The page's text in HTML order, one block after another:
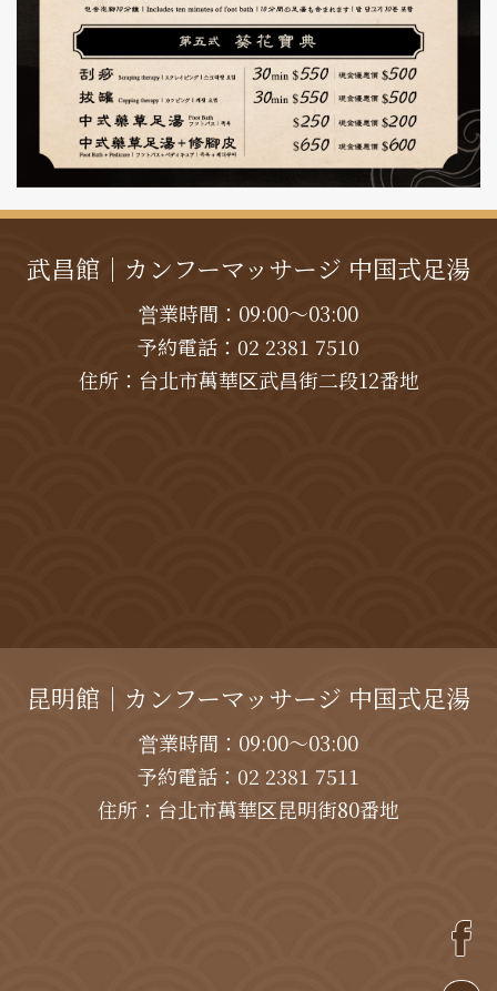
武昌館｜カンフーマッサージ 中国式足湯
営業時間：09:00～03:00
予約電話： 02 2381 7510
住所：台北市萬華区武昌街二段12番地
昆明館｜カンフーマッサージ 中国式足湯
営業時間：09:00～03:00
予約電話： 02 2381 7511
住所：台北市萬華区昆明街80番地